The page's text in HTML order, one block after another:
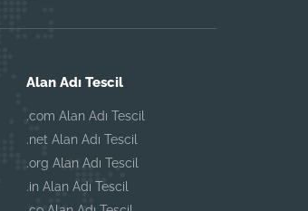
Alan Adı Tescil
.com Alan Adı Tescil
.net Alan Adı Tescil
.org Alan Adı Tescil
.in Alan Adı Tescil